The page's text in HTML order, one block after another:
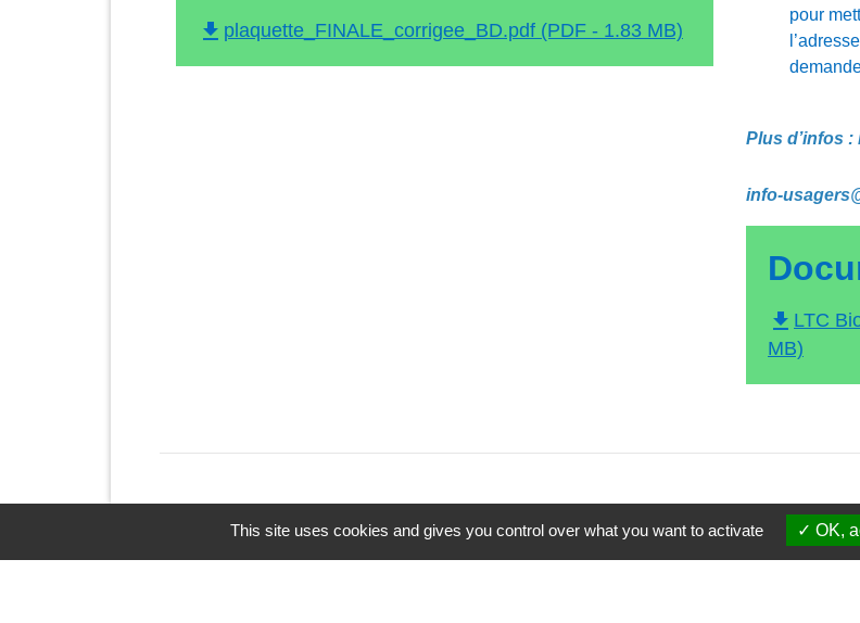
file_download plaquette_FINALE_corrigee_BD.pdf (PDF - 1.83 MB)
pour
Plus d’infos :
info-
file_download LTC
MB)
This site uses cookies and gives you control over what you want to activate OK,